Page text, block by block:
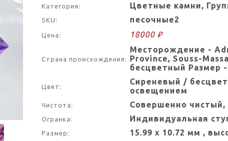
Категория: Цветные камни,
SKU: песочные2
Цена: 18000 ₽
Страна происхождения:
Месторождение -
Province, Souss-
бесцветный Размер -
Цвет:
Сиреневый /
освещением
Чистота: Совершенно
Огранка: Индивидуальная
Размер: 15.99 х 10.72 мм ,